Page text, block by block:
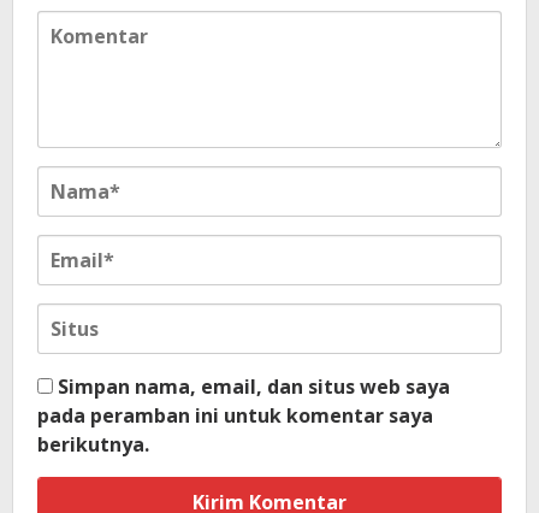
Simpan nama, email, dan situs web saya
pada peramban ini untuk komentar saya
berikutnya.